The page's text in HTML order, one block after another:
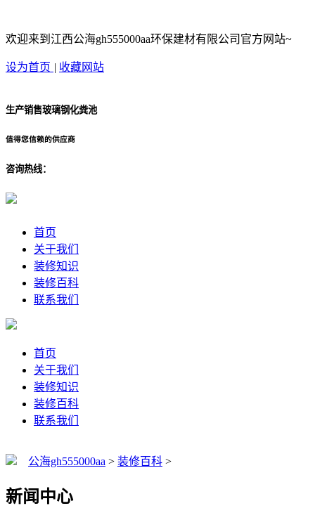
欢迎来到江西公海gh555000aa环保建材有限公司官方网站~
设为首页 | 收藏网站
生产销售玻璃钢化粪池
值得您信赖的供应商
咨询热线：
首页
关于我们
装修知识
装修百科
联系我们
首页
关于我们
装修知识
装修百科
联系我们
公海gh555000aa > 装修百科 >
新闻中心